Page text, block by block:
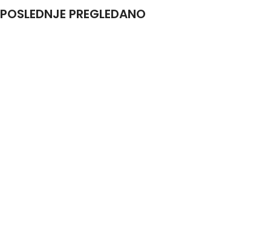
POSLEDNJE PREGLEDANO